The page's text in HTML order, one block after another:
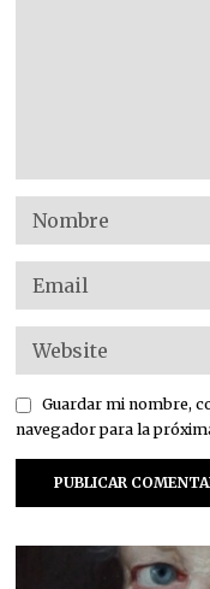
Guardar mi nombre,
navegador para la